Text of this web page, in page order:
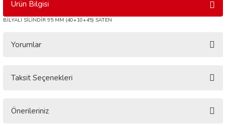
Ürün Bilgisi
BİLYALI SİLİNDİR 95 MM (40+10+45) SATEN
Yorumlar
Bu ürüne ilk yorumu siz yapın!
Taksit Seçenekleri
Önerileriniz